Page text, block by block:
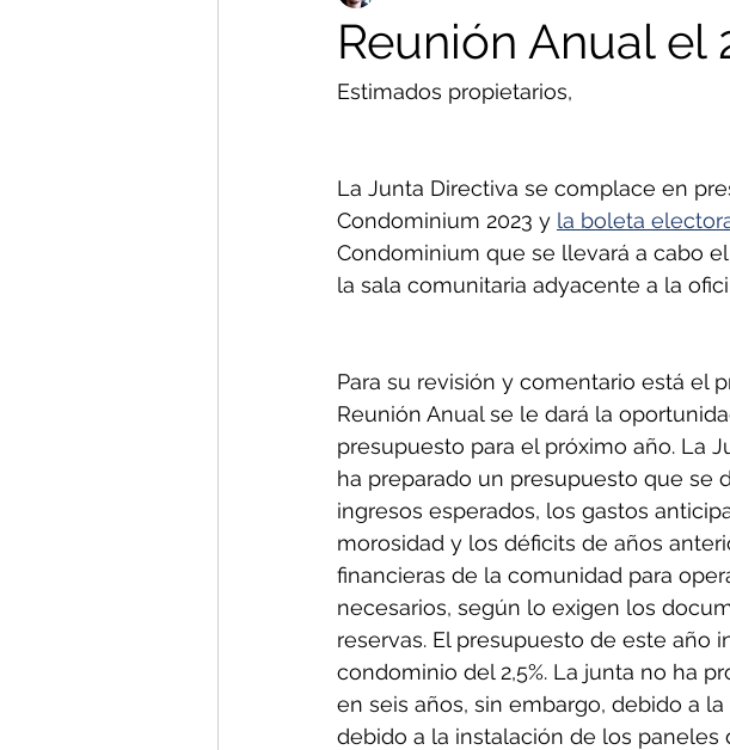
Reunión Anual el
Estimados propietarios,
La Junta Directiva se complace en
Condominium 2023 y la boleta
Condominium que se llevará a cabo
la sala comunitaria adyacente a la
Para su revisión y comentario está el
Reunión Anual se le dará la
presupuesto para el próximo año. La
ha preparado un presupuesto que se
ingresos esperados, los gastos
morosidad y los déficits de años
financieras de la comunidad para
necesarios, según lo exigen los
reservas. El presupuesto de este año
condominio del 2,5%. La junta no ha
en seis años, sin embargo, debido a
debido a la instalación de los